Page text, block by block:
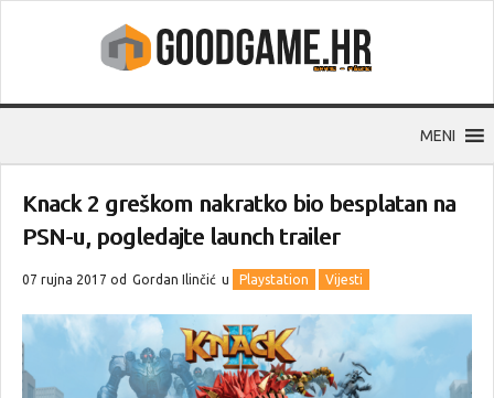
MENI
Knack 2 greškom nakratko bio besplatan na
PSN-u, pogledajte launch trailer
07 rujna 2017 od Gordan Ilinčić u Playstation Vijesti